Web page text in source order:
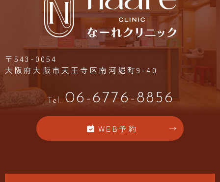
〒543-0054
大阪府大阪市天王寺区南河堀町9-40
Tel. 06-6776-8856
WEB予約